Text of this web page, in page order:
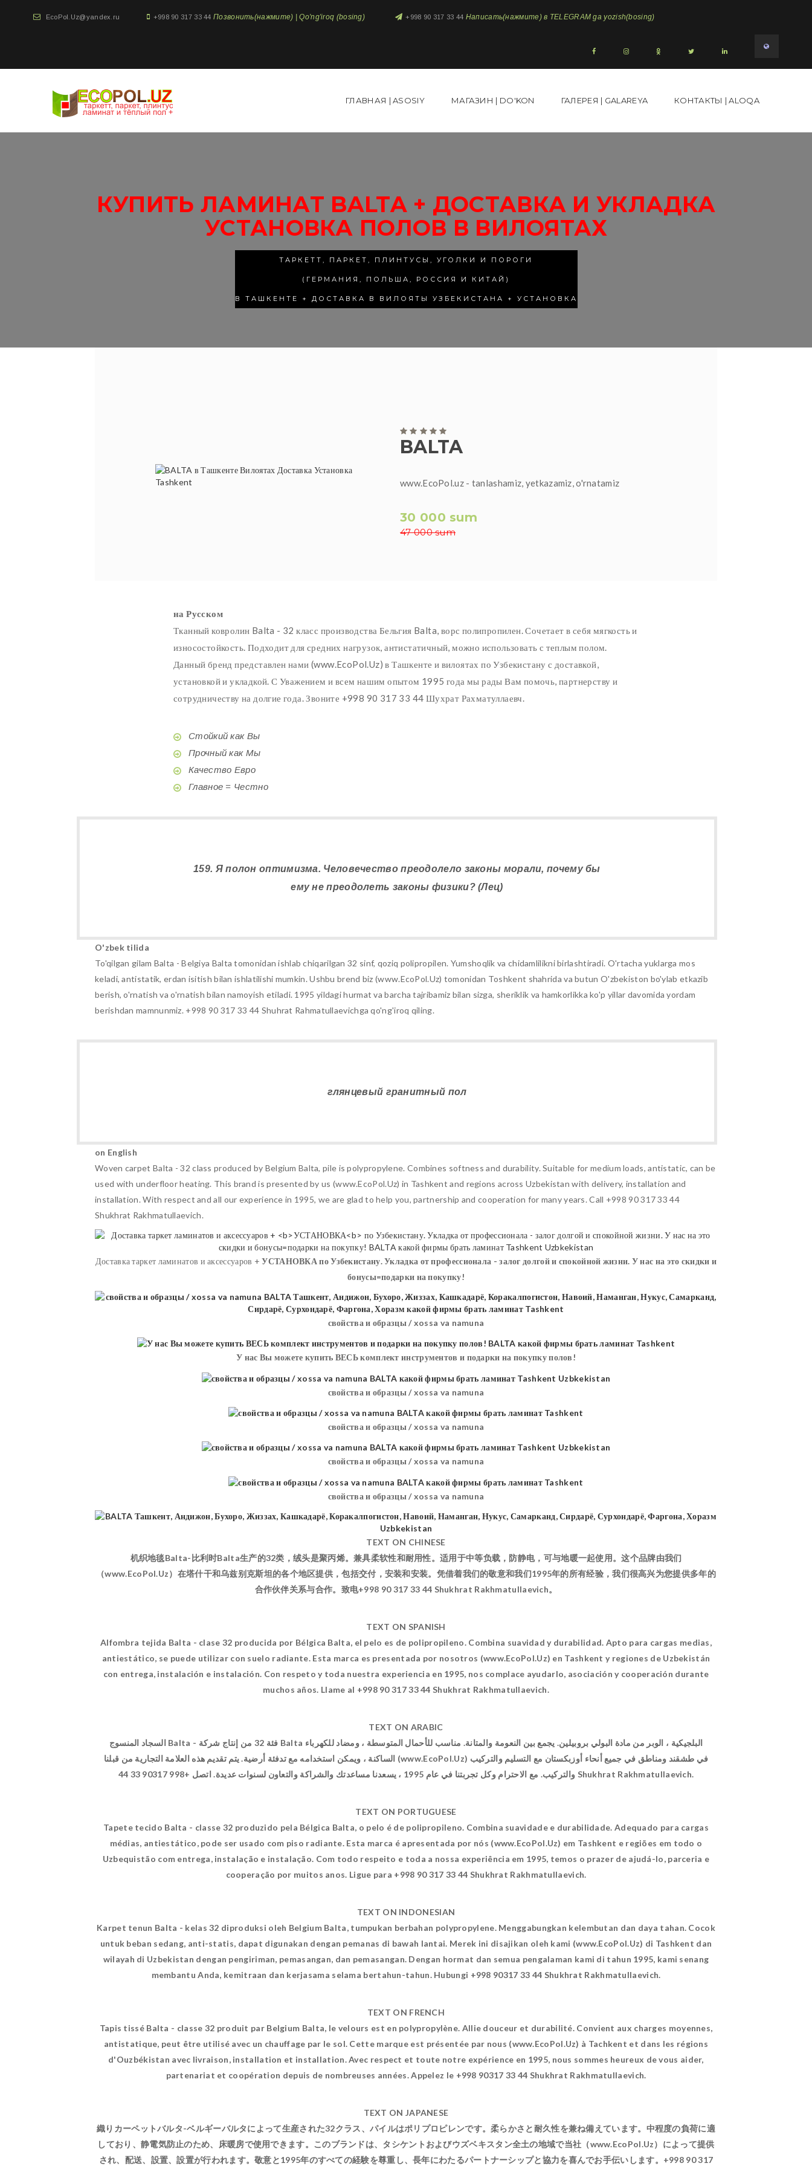
EcoPol.Uz@yandex.ru +998 90 317 33 44 Позвонить(нажмите) | Qo'ng'iroq (bosing) +998 90 317 33 44 Написать(нажмите) в TELEGRAM ga yozish(bosing)
ГЛАВНАЯ | ASOSIY МАГАЗИН | DO'KON ГАЛЕРЕЯ | GALAREYA КОНТАКТЫ | ALOQA
КУПИТЬ ЛАМИНАТ BALTA + ДОСТАВКА И УКЛАДКА
УСТАНОВКА ПОЛОВ В ВИЛОЯТАХ
ТАРКЕТТ, ПАРКЕТ, ПЛИНТУСЫ, УГОЛКИ И ПОРОГИ
(ГЕРМАНИЯ, ПОЛЬША, РОССИЯ И КИТАЙ)
В ТАШКЕНТЕ + ДОСТАВКА В ВИЛОЯТЫ УЗБЕКИСТАНА + УСТАНОВКА
BALTA
www.EcoPol.uz - tanlashamiz, yetkazamiz, o'rnatamiz
30 000 sum
47 000 sum
на Русском
Тканный ковролин Balta - 32 класс производства Бельгия Balta, ворс полипропилен. Сочетает в себя мягкость и
износостойкость. Подходит для средних нагрузок, антистатичный, можно использовать с теплым полом.
Данный бренд представлен нами (www.EcoPol.Uz) в Ташкенте и вилоятах по Узбекистану с доставкой,
установкой и укладкой. С Уважением и всем нашим опытом 1995 года мы рады Вам помочь, партнерству и
сотрудничеству на долгие года. Звоните +998 90 317 33 44 Шухрат Рахматуллаевч.
Стойкий как Вы
Прочный как Мы
Качество Евро
Главное = Честно
159. Я полон оптимизма. Человечество преодолело законы морали, почему бы
ему не преодолеть законы физики? (Лец)
O'zbek tilida
To'qilgan gilam Balta - Belgiya Balta tomonidan ishlab chiqarilgan 32 sinf, qoziq polipropilen. Yumshoqlik va chidamlilikni birlashtiradi. O'rtacha yuklarga mos
keladi, antistatik, erdan isitish bilan ishlatilishi mumkin. Ushbu brend biz (www.EcoPol.Uz) tomonidan Toshkent shahrida va butun O'zbekiston bo'ylab etkazib
berish, o'rnatish va o'rnatish bilan namoyish etiladi. 1995 yildagi hurmat va barcha tajribamiz bilan sizga, sheriklik va hamkorlikka ko'p yillar davomida yordam
berishdan mamnunmiz. +998 90 317 33 44 Shuhrat Rahmatullaevichga qo'ng'iroq qiling.
глянцевый гранитный пол
on English
Woven carpet Balta - 32 class produced by Belgium Balta, pile is polypropylene. Combines softness and durability. Suitable for medium loads, antistatic, can be
used with underfloor heating. This brand is presented by us (www.EcoPol.Uz) in Tashkent and regions across Uzbekistan with delivery, installation and
installation. With respect and all our experience in 1995, we are glad to help you, partnership and cooperation for many years. Call +998 90 317 33 44
Shukhrat Rakhmatullaevich.
Доставка таркет ламинатов и аксессуаров +УСТАНОВКА по Узбекистану. Укладка от профессионала - залог долгой и спокойной жизни. У нас на это скидки и
бонусы=подарки на покупку!
свойства и образцы / xossa va namuna
У нас Вы можете купить ВЕСЬ комплект инструментов и подарки на покупку полов!
свойства и образцы / xossa va namuna
свойства и образцы / xossa va namuna
свойства и образцы / xossa va namuna
свойства и образцы / xossa va namuna
TEXT ON CHINESE
机织地毯Balta-比利时Balta生产的32类，绒头是聚丙烯。兼具柔软性和耐用性。适用于中等负载，防静电，可与地暖一起使用。这个品牌由我们
（www.EcoPol.Uz）在塔什干和乌兹别克斯坦的各个地区提供，包括交付，安装和安装。凭借着我们的敬意和我们1995年的所有经验，我们很高兴为您提供多年的
合作伙伴关系与合作。致电+998 90 317 33 44 Shukhrat Rakhmatullaevich。
TEXT ON SPANISH
Alfombra tejida Balta - clase 32 producida por Bélgica Balta, el pelo es de polipropileno. Combina suavidad y durabilidad. Apto para cargas medias,
antiestático, se puede utilizar con suelo radiante. Esta marca es presentada por nosotros (www.EcoPol.Uz) en Tashkent y regiones de Uzbekistán
con entrega, instalación e instalación. Con respeto y toda nuestra experiencia en 1995, nos complace ayudarlo, asociación y cooperación durante
muchos años. Llame al +998 90 317 33 44 Shukhrat Rakhmatullaevich.
TEXT ON ARABIC
السجاد المنسوج Balta - فئة 32 من إنتاج شركة Balta البلجيكية ، الوبر من مادة البولي بروبيلين. يجمع بين النعومة والمتانة. مناسب للأحمال المتوسطة ، ومضاد للكهرباء
الساكنة ، ويمكن استخدامه مع تدفئة أرضية. يتم تقديم هذه العلامة التجارية من قبلنا (www.EcoPol.Uz) في طشقند ومناطق في جميع أنحاء أوزبكستان مع التسليم والتركيب
والتركيب. مع الاحترام وكل تجربتنا في عام 1995 ، يسعدنا مساعدتك والشراكة والتعاون لسنوات عديدة. اتصل +998 90317 33 44 Shukhrat Rakhmatullaevich.
TEXT ON PORTUGUESE
Tapete tecido Balta - classe 32 produzido pela Bélgica Balta, o pelo é de polipropileno. Combina suavidade e durabilidade. Adequado para cargas
médias, antiestático, pode ser usado com piso radiante. Esta marca é apresentada por nós (www.EcoPol.Uz) em Tashkent e regiões em todo o
Uzbequistão com entrega, instalação e instalação. Com todo respeito e toda a nossa experiência em 1995, temos o prazer de ajudá-lo, parceria e
cooperação por muitos anos. Ligue para +998 90 317 33 44 Shukhrat Rakhmatullaevich.
TEXT ON INDONESIAN
Karpet tenun Balta - kelas 32 diproduksi oleh Belgium Balta, tumpukan berbahan polypropylene. Menggabungkan kelembutan dan daya tahan. Cocok
untuk beban sedang, anti-statis, dapat digunakan dengan pemanas di bawah lantai. Merek ini disajikan oleh kami (www.EcoPol.Uz) di Tashkent dan
wilayah di Uzbekistan dengan pengiriman, pemasangan, dan pemasangan. Dengan hormat dan semua pengalaman kami di tahun 1995, kami senang
membantu Anda, kemitraan dan kerjasama selama bertahun-tahun. Hubungi +998 90317 33 44 Shukhrat Rakhmatullaevich.
TEXT ON FRENCH
Tapis tissé Balta - classe 32 produit par Belgium Balta, le velours est en polypropylène. Allie douceur et durabilité. Convient aux charges moyennes,
antistatique, peut être utilisé avec un chauffage par le sol. Cette marque est présentée par nous (www.EcoPol.Uz) à Tachkent et dans les régions
d'Ouzbékistan avec livraison, installation et installation. Avec respect et toute notre expérience en 1995, nous sommes heureux de vous aider,
partenariat et coopération depuis de nombreuses années. Appelez le +998 90317 33 44 Shukhrat Rakhmatullaevich.
TEXT ON JAPANESE
織りカーペットバルタ-ベルギーバルタによって生産された32クラス、パイルはポリプロピレンです。柔らかさと耐久性を兼ね備えています。中程度の負荷に適
しており、静電気防止のため、床暖房で使用できます。このブランドは、タシケントおよびウズベキスタン全土の地域で当社（www.EcoPol.Uz）によって提供
され、配送、設置、設置が行われます。敬意と1995年のすべての経験を尊重し、長年にわたるパートナーシップと協力を喜んでお手伝いします。+998 90 317